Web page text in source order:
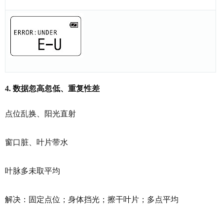
4. 数据忽高忽低、重复性差
点位乱换、阳光直射
窗口脏、叶片带水
叶脉多未取平均
解决：固定点位；身体挡光；擦干叶片；多点平均